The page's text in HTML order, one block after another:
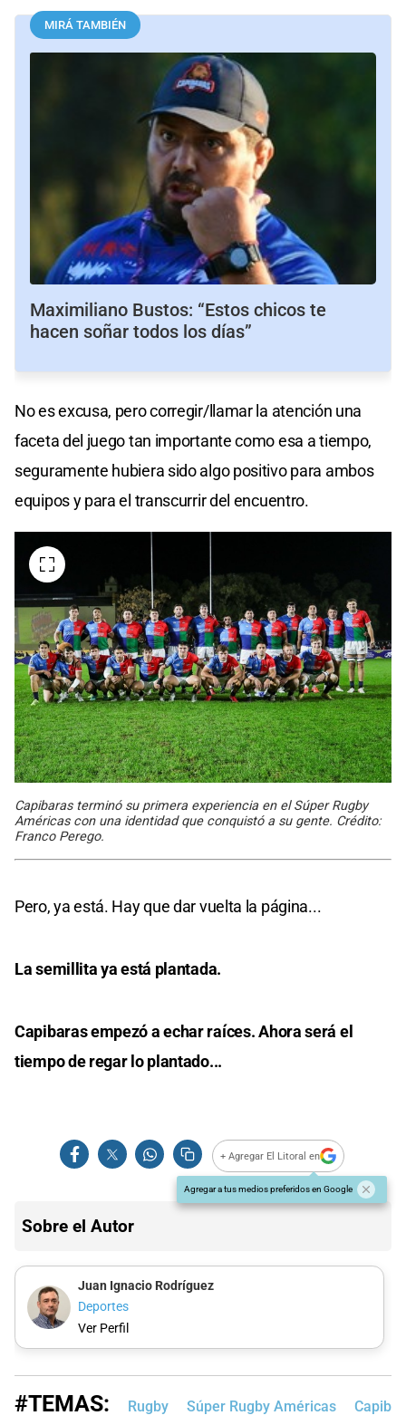
MIRÁ TAMBIÉN
Maximiliano Bustos: “Estos chicos te
hacen soñar todos los días”
No es excusa, pero corregir/llamar la atención una
faceta del juego tan importante como esa a tiempo,
seguramente hubiera sido algo positivo para ambos
equipos y para el transcurrir del encuentro.
Capibaras terminó su primera experiencia en el Súper Rugby
Américas con una identidad que conquistó a su gente. Crédito:
Franco Perego.
Pero, ya está. Hay que dar vuelta la página...
La semillita ya está plantada.
Capibaras empezó a echar raíces. Ahora será el
tiempo de regar lo plantado...
+ Agregar El Litoral en
Agregar a tus medios preferidos en Google
Sobre el Autor
Juan Ignacio Rodríguez
Deportes
Ver Perfil
#TEMAS: Rugby Súper Rugby Américas